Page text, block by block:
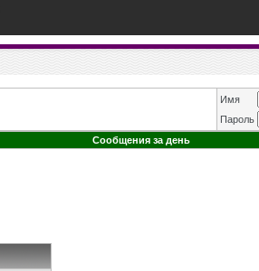
Имя
Пароль
Сообщения за день